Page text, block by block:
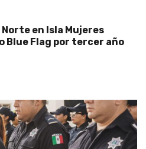
en Isla Mujeres
Flag por tercer año